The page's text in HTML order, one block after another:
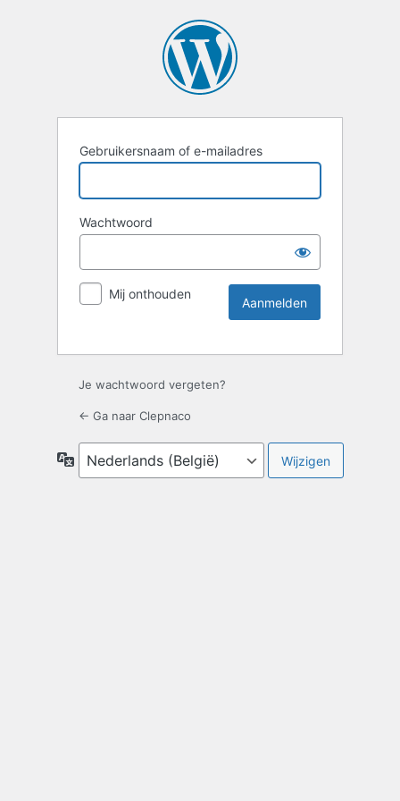
Gebruikersnaam of e-mailadres
Wachtwoord
Mij onthouden
Je wachtwoord vergeten?
← Ga naar Clepnaco
Taal